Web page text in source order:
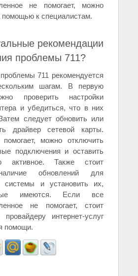
не помогает, можно
помощью к специалистам.
рекомендации
проблемы 711?
711 рекомендуется
шагам. В первую
проверить настройки
и убедиться, что в них
следует обновить или
драйвер сетевой карты.
можно отключить
подключения и оставить
активное. Также стоит
обновлений для
системы и установить их,
имеются. Если все
не помогает, стоит
интернет-услуг
помощи.